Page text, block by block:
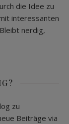
die Idee zu
interessanten
nerdig,
zu
Beiträge via